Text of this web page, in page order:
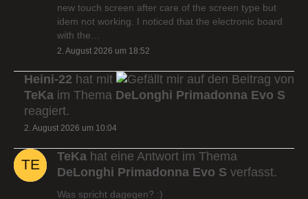
new touch screen after care of the screen type but
idem not working. I noticed that the electronic board
with the…
2. August 2026 um 18:52
Heini-22 hat mit
auf den Beitrag von
TeKa im Thema DeLonghi Primadonna Evo S
reagiert.
2. August 2026 um 10:04
TeKa hat eine Antwort im Thema
DeLonghi Primadonna Evo S verfasst.
Was spricht dagegen? :)